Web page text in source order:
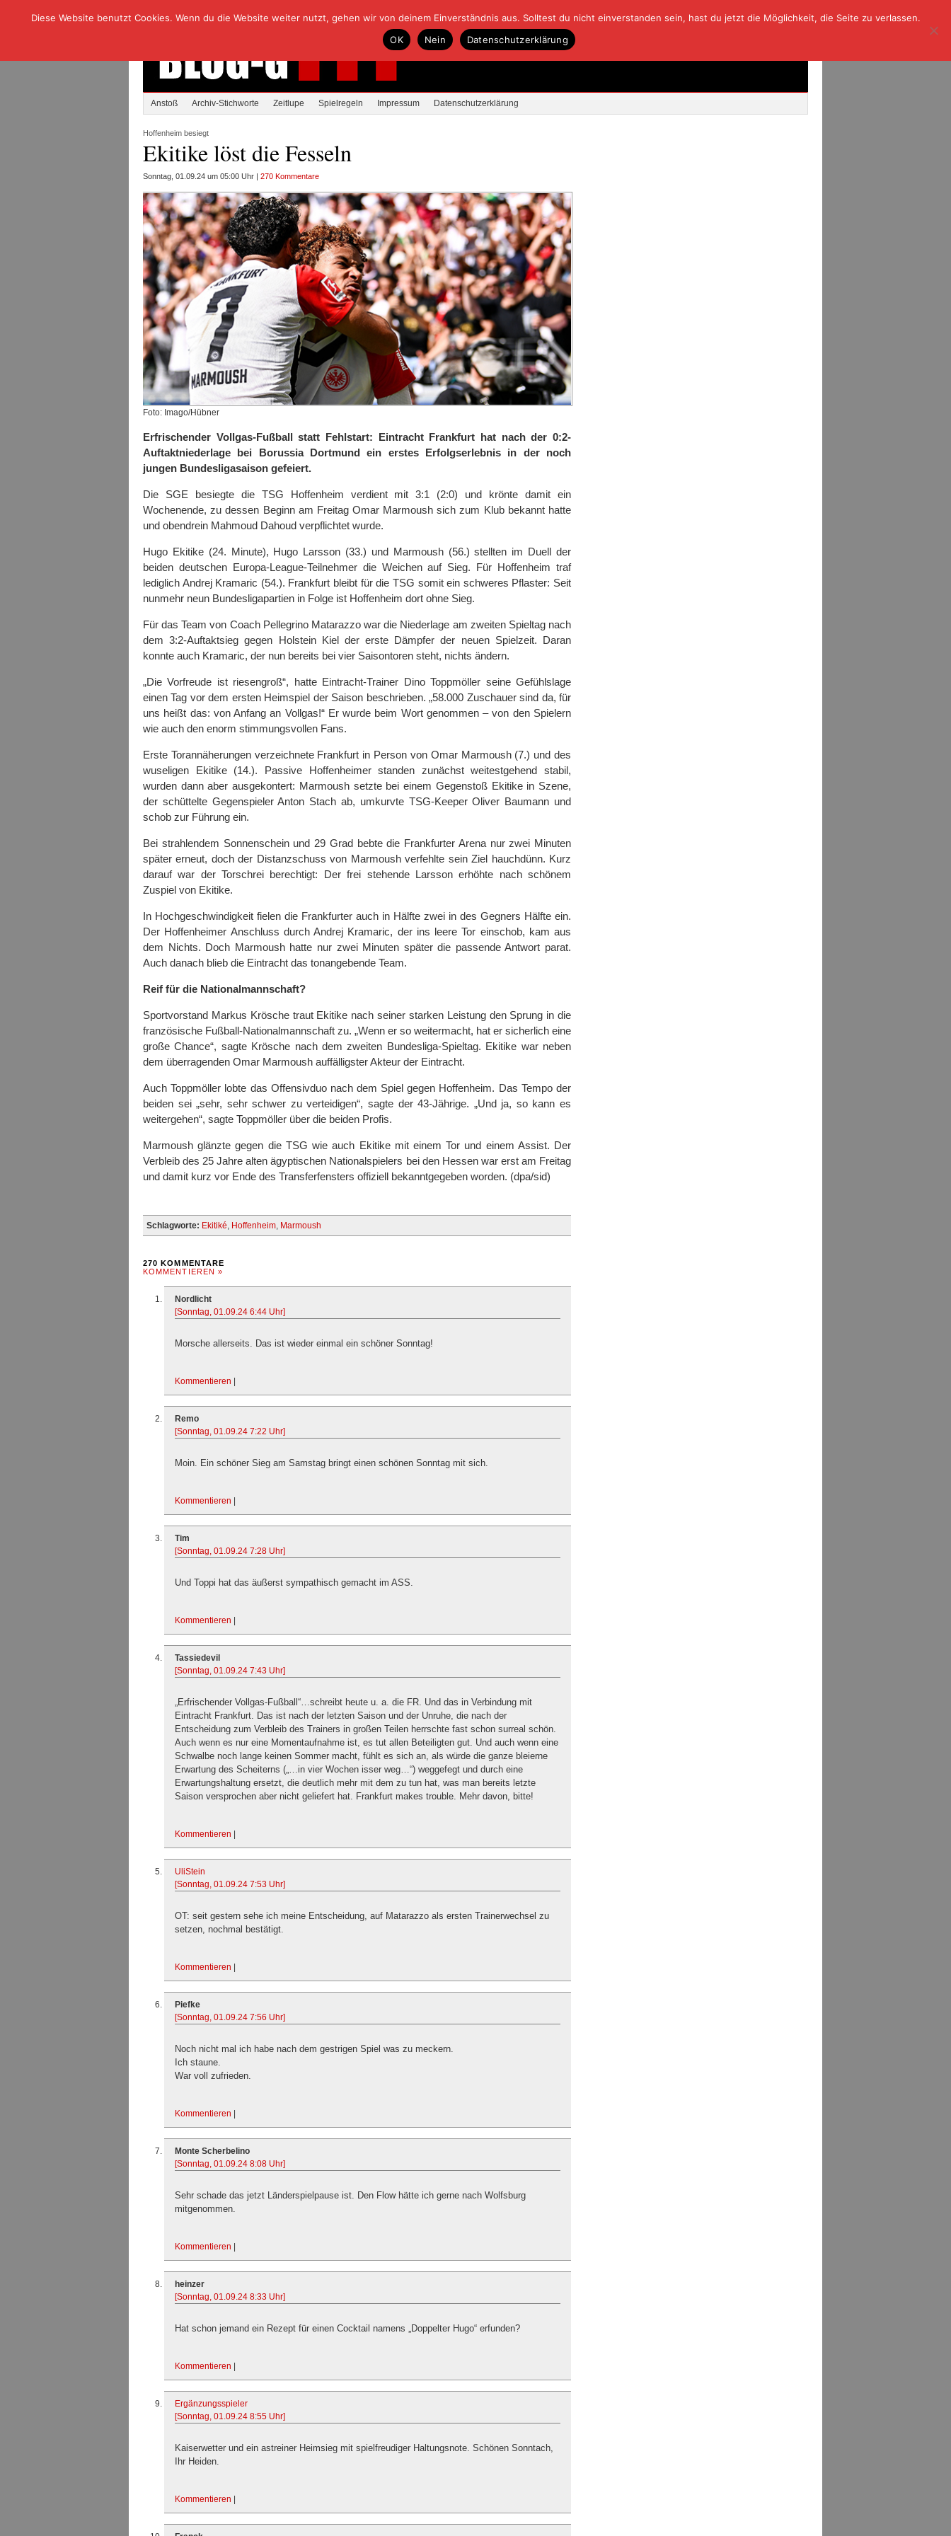
Anstoß Archiv-Stichworte Zeitlupe Spielregeln Impressum Datenschutzerklärung
Hoffenheim besiegt
Ekitike löst die Fesseln
Sonntag, 01.09.24 um 05:00 Uhr | 270 Kommentare
Foto: Imago/Hübner
Erfrischender Vollgas-Fußball statt Fehlstart: Eintracht Frankfurt hat nach der 0:2-
Auftaktniederlage bei Borussia Dortmund ein erstes Erfolgserlebnis in der noch
jungen Bundesligasaison gefeiert.
Die SGE besiegte die TSG Hoffenheim verdient mit 3:1 (2:0) und krönte damit ein
Wochenende, zu dessen Beginn am Freitag Omar Marmoush sich zum Klub bekannt hatte
und obendrein Mahmoud Dahoud verpflichtet wurde.
Hugo Ekitike (24. Minute), Hugo Larsson (33.) und Marmoush (56.) stellten im Duell der
beiden deutschen Europa-League-Teilnehmer die Weichen auf Sieg. Für Hoffenheim traf
lediglich Andrej Kramaric (54.). Frankfurt bleibt für die TSG somit ein schweres Pflaster: Seit
nunmehr neun Bundesligapartien in Folge ist Hoffenheim dort ohne Sieg.
Für das Team von Coach Pellegrino Matarazzo war die Niederlage am zweiten Spieltag nach
dem 3:2-Auftaktsieg gegen Holstein Kiel der erste Dämpfer der neuen Spielzeit. Daran
konnte auch Kramaric, der nun bereits bei vier Saisontoren steht, nichts ändern.
„Die Vorfreude ist riesengroß“, hatte Eintracht-Trainer Dino Toppmöller seine Gefühlslage
einen Tag vor dem ersten Heimspiel der Saison beschrieben. „58.000 Zuschauer sind da, für
uns heißt das: von Anfang an Vollgas!“ Er wurde beim Wort genommen – von den Spielern
wie auch den enorm stimmungsvollen Fans.
Erste Torannäherungen verzeichnete Frankfurt in Person von Omar Marmoush (7.) und des
wuseligen Ekitike (14.). Passive Hoffenheimer standen zunächst weitestgehend stabil,
wurden dann aber ausgekontert: Marmoush setzte bei einem Gegenstoß Ekitike in Szene,
der schüttelte Gegenspieler Anton Stach ab, umkurvte TSG-Keeper Oliver Baumann und
schob zur Führung ein.
Bei strahlendem Sonnenschein und 29 Grad bebte die Frankfurter Arena nur zwei Minuten
später erneut, doch der Distanzschuss von Marmoush verfehlte sein Ziel hauchdünn. Kurz
darauf war der Torschrei berechtigt: Der frei stehende Larsson erhöhte nach schönem
Zuspiel von Ekitike.
In Hochgeschwindigkeit fielen die Frankfurter auch in Hälfte zwei in des Gegners Hälfte ein.
Der Hoffenheimer Anschluss durch Andrej Kramaric, der ins leere Tor einschob, kam aus
dem Nichts. Doch Marmoush hatte nur zwei Minuten später die passende Antwort parat.
Auch danach blieb die Eintracht das tonangebende Team.
Reif für die Nationalmannschaft?
Sportvorstand Markus Krösche traut Ekitike nach seiner starken Leistung den Sprung in die
französische Fußball-Nationalmannschaft zu. „Wenn er so weitermacht, hat er sicherlich eine
große Chance“, sagte Krösche nach dem zweiten Bundesliga-Spieltag. Ekitike war neben
dem überragenden Omar Marmoush auffälligster Akteur der Eintracht.
Auch Toppmöller lobte das Offensivduo nach dem Spiel gegen Hoffenheim. Das Tempo der
beiden sei „sehr, sehr schwer zu verteidigen“, sagte der 43-Jährige. „Und ja, so kann es
weitergehen“, sagte Toppmöller über die beiden Profis.
Marmoush glänzte gegen die TSG wie auch Ekitike mit einem Tor und einem Assist. Der
Verbleib des 25 Jahre alten ägyptischen Nationalspielers bei den Hessen war erst am Freitag
und damit kurz vor Ende des Transferfensters offiziell bekanntgegeben worden. (dpa/sid)
Schlagworte: Ekitiké Hoffenheim Marmoush
270 KOMMENTARE
KOMMENTIEREN »
Nordlicht
[Sonntag, 01.09.24 6:44 Uhr]
Morsche allerseits. Das ist wieder einmal ein schöner Sonntag!
Kommentieren |
Remo
[Sonntag, 01.09.24 7:22 Uhr]
Moin. Ein schöner Sieg am Samstag bringt einen schönen Sonntag mit sich.
Kommentieren |
Tim
[Sonntag, 01.09.24 7:28 Uhr]
Und Toppi hat das äußerst sympathisch gemacht im ASS.
Kommentieren |
Tassiedevil
[Sonntag, 01.09.24 7:43 Uhr]
„Erfrischender Vollgas-Fußball“…schreibt heute u. a. die FR. Und das in Verbindung mit
Eintracht Frankfurt. Das ist nach der letzten Saison und der Unruhe, die nach der
Entscheidung zum Verbleib des Trainers in großen Teilen herrschte fast schon surreal schön.
Auch wenn es nur eine Momentaufnahme ist, es tut allen Beteiligten gut. Und auch wenn eine
Schwalbe noch lange keinen Sommer macht, fühlt es sich an, als würde die ganze bleierne
Erwartung des Scheiterns („…in vier Wochen isser weg…“) weggefegt und durch eine
Erwartungshaltung ersetzt, die deutlich mehr mit dem zu tun hat, was man bereits letzte
Saison versprochen aber nicht geliefert hat. Frankfurt makes trouble. Mehr davon, bitte!
Kommentieren |
UliStein
[Sonntag, 01.09.24 7:53 Uhr]
OT: seit gestern sehe ich meine Entscheidung, auf Matarazzo als ersten Trainerwechsel zu
setzen, nochmal bestätigt.
Kommentieren |
Piefke
[Sonntag, 01.09.24 7:56 Uhr]
Noch nicht mal ich habe nach dem gestrigen Spiel was zu meckern.
Ich staune.
War voll zufrieden.
Kommentieren |
Monte Scherbelino
[Sonntag, 01.09.24 8:08 Uhr]
Sehr schade das jetzt Länderspielpause ist. Den Flow hätte ich gerne nach Wolfsburg
mitgenommen.
Kommentieren |
heinzer
[Sonntag, 01.09.24 8:33 Uhr]
Hat schon jemand ein Rezept für einen Cocktail namens „Doppelter Hugo“ erfunden?
Kommentieren |
Ergänzungsspieler
[Sonntag, 01.09.24 8:55 Uhr]
Kaiserwetter und ein astreiner Heimsieg mit spielfreudiger Haltungsnote. Schönen Sonntach,
Ihr Heiden.
Kommentieren |
Diese Website benutzt Cookies. Wenn du die Website weiter nutzt, gehen wir von deinem Einverständnis aus. Solltest du nicht einverstanden sein, hast du jetzt die Möglichkeit, die Seite zu verlassen.
OK
Nein Datenschutzerklärung